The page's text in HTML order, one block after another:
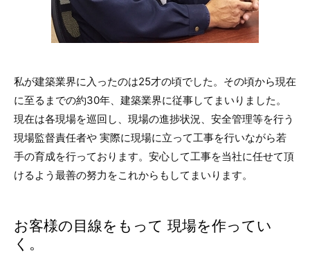
私が建築業界に入ったのは25才の頃でした。その頃から現在
に至るまでの約30年、建築業界に従事してまいりました。
現在は各現場を巡回し、現場の進捗状況、安全管理等を行う
現場監督責任者や 実際に現場に立って工事を行いながら若
手の育成を行っております。安心して工事を当社に任せて頂
けるよう最善の努力をこれからもしてまいります。
お客様の目線をもって 現場を作ってい
く。